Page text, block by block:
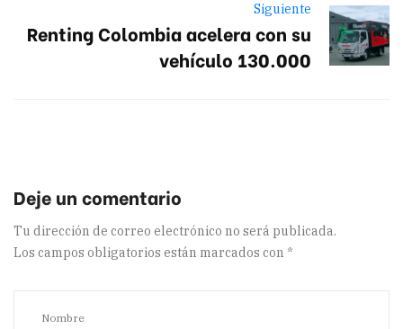
Siguiente
Renting Colombia acelera con su
vehículo 130.000
Tu dirección de correo electrónico no será publicada.
Los campos obligatorios están marcados con *